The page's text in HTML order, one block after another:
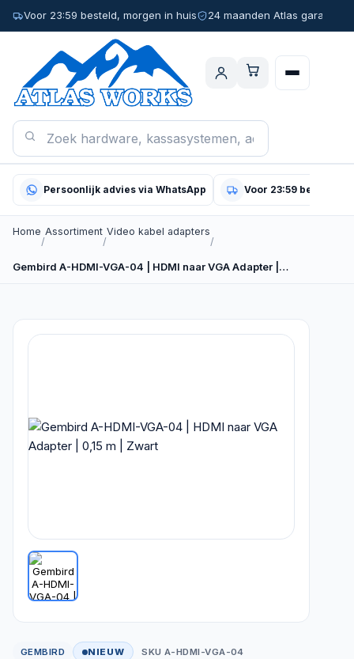
Voor 23:59 besteld, morgen in huis 24 maanden Atlas garantie
Persoonlijk advies via WhatsApp Voor 23:59 besteld,
Home
/
Assortiment
/
Video kabel adapters
/
Gembird A-HDMI-VGA-04 | HDMI naar VGA Adapter |…
GEMBIRD NIEUW SKU A-HDMI-VGA-04